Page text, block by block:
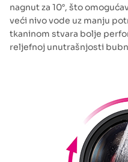
nagnut za 10°, što
veći nivo vode uz manju
tkaninom stvara bolje
reljefnoj unutrašnjosti